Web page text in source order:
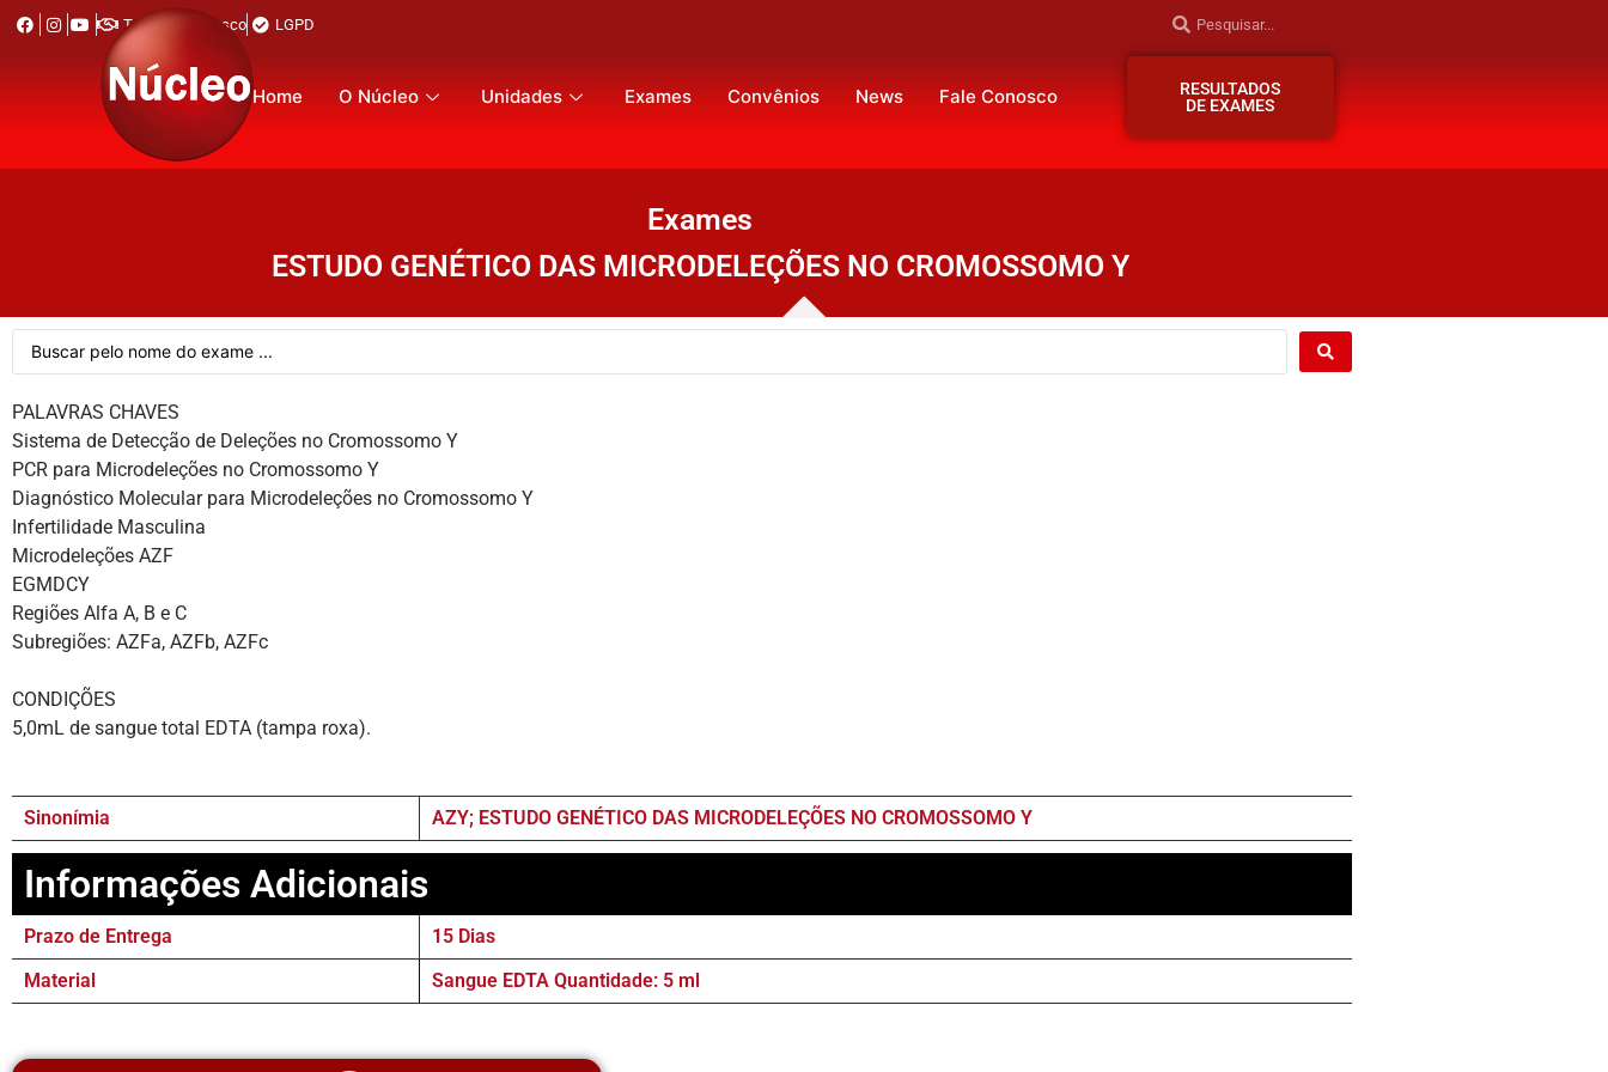
Trabalhe Conosco LGPD
Home O Núcleo Unidades Exames Convênios News Fale Conosco
RESULTADOS
DE EXAMES
Exames
ESTUDO GENÉTICO DAS MICRODELEÇÕES NO CROMOSSOMO Y
PALAVRAS CHAVES
Sistema de Detecção de Deleções no Cromossomo Y
PCR para Microdeleções no Cromossomo Y
Diagnóstico Molecular para Microdeleções no Cromossomo Y
Infertilidade Masculina
Microdeleções AZF
EGMDCY
Regiões Alfa A, B e C
Subregiões: AZFa, AZFb, AZFc
CONDIÇÕES
5,0mL de sangue total EDTA (tampa roxa).
Sinonímia AZY; ESTUDO GENÉTICO DAS MICRODELEÇÕES NO CROMOSSOMO Y
Informações Adicionais
Prazo de Entrega
15 Dias
Material
Sangue EDTA Quantidade: 5 ml